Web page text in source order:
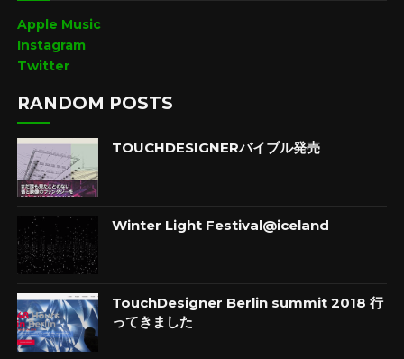
Apple Music
Instagram
Twitter
RANDOM POSTS
TOUCHDESIGNERバイブル発売
Winter Light Festival@iceland
TouchDesigner Berlin summit 2018 行
ってきました